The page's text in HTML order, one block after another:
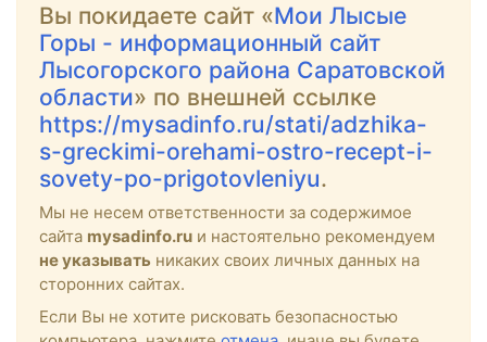
Вы покидаете сайт «Мои Лысые
Горы - информационный сайт
Лысогорского района Саратовской
области» по внешней ссылке
https://mysadinfo.ru/stati/adzhika-
s-greckimi-orehami-ostro-recept-i-
sovety-po-prigotovleniyu.
Мы не несем ответственности за содержимое
сайта mysadinfo.ru и настоятельно рекомендуем
не указывать никаких своих личных данных на
сторонних сайтах.
Если Вы не хотите рисковать безопасностью